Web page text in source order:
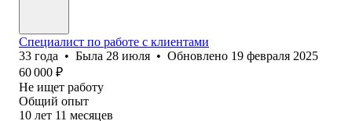
Специалист по работе с клиентами
33 года • Была 28 июля • Обновлено 19 февраля 2025
60 000 ₽
Не ищет работу
Общий опыт
10 лет 11 месяцев